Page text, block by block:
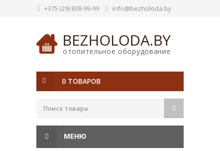
+375 (29) 838-99-99 info@bezholoda.by
BEZHOLODA.BY
отопительное оборудование
0 ТОВАРОВ
МЕНЮ